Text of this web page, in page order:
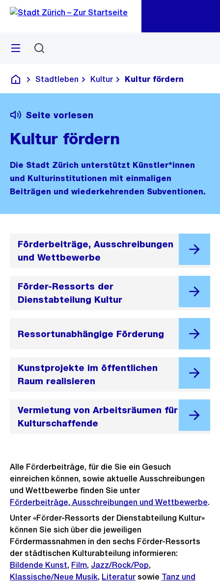
Navigation
Sprunglink
Menü
Deutsch
Stadtleben Kultur Kultur fördern
Seite vorlesen
Kultur fördern
Die Stadt Zürich unterstützt Künstler*innen
und Kulturinstitutionen mit einmaligen
Beiträgen und wiederkehrenden Subventionen.
Förderbeiträge, Ausschreibungen
und Wettbewerbe
Förder-Ressorts der
Dienstabteilung Kultur
Ressortunabhängige Förderung
Kunstprojekte im öffentlichen
Raum realisieren
Vermietung von Arbeitsräumen für
Kulturschaffende
Alle Förderbeiträge, für die Sie ein Gesuch
einreichen können, sowie aktuelle Ausschreibungen
und Wettbewerbe finden Sie unter
Förderbeiträge, Ausschreibungen und Wettbewerbe.
Unter «Förder-Ressorts der Dienstabteilung Kultur»
können Sie sich über die jeweiligen
Fördermassnahmen in den sechs Förder-Ressorts
der städtischen Kulturabteilung informieren:
Bildende Kunst, Film, Jazz/Rock/Pop,
Klassische/Neue Musik, Literatur sowie Tanz und